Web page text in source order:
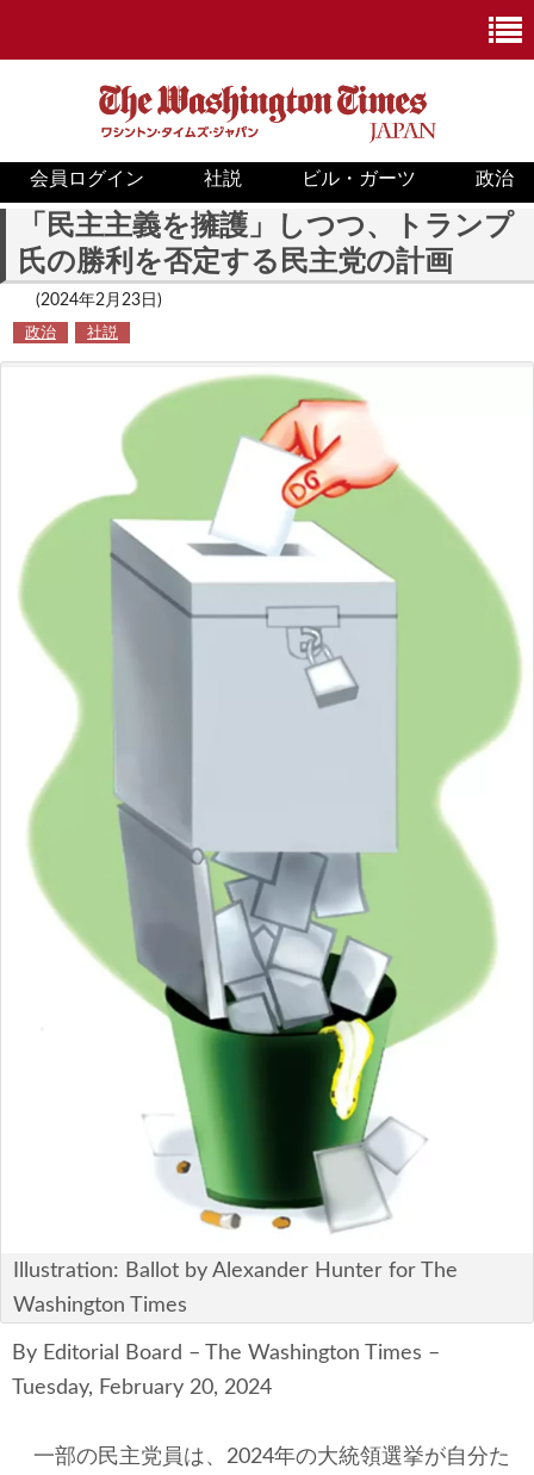
ニュース
政治
ホワイトハウス
米国内
国際
安全保障
ビジネス・経済
ポリシー
エネルギー・環境
サイバーセキュリティ―
航空宇宙・防衛
国境・移民政策
テクノロジー
コメンタリー
東アジア
会員ログイン 社説 ビル・ガーツ 政治
「民主主義を擁護」しつつ、トランプ
氏の勝利を否定する民主党の計画
(2024年2月23日)
政治 社説
Illustration: Ballot by Alexander Hunter for The
Washington Times
By Editorial Board – The Washington Times –
Tuesday, February 20, 2024
一部の民主党員は、2024年の大統領選挙が自分た